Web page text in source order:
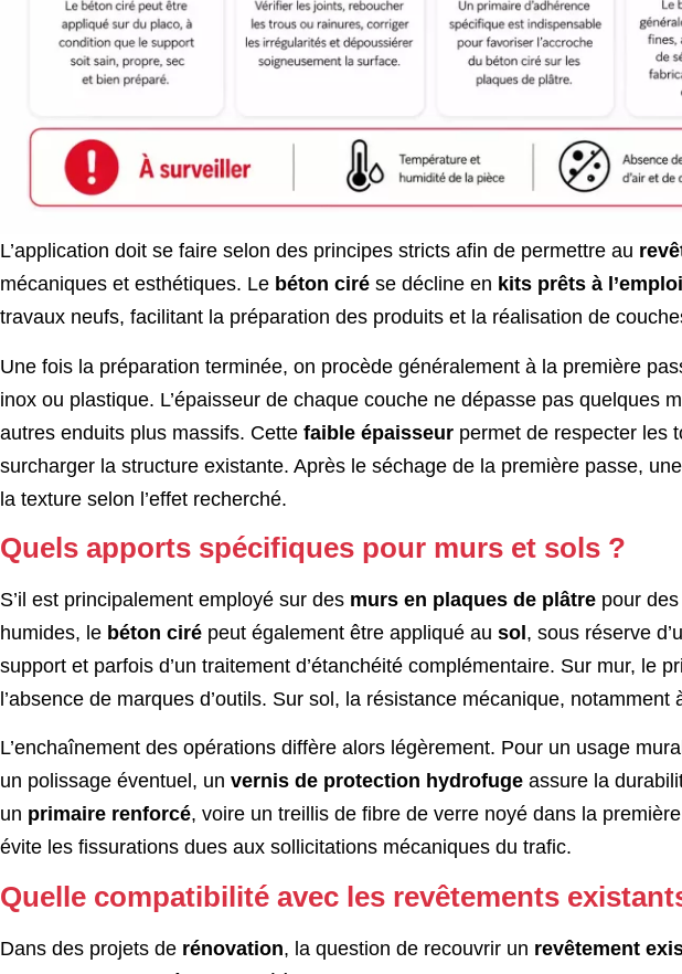
L’application doit se faire selon des principes stricts afin de permettre au
mécaniques et esthétiques. Le béton ciré se décline en kits prêts à l’emploi
travaux neufs, facilitant la préparation des produits et la réalisation de
Une fois la préparation terminée, on procède généralement à la première
inox ou plastique. L’épaisseur de chaque couche ne dépasse pas quelques
autres enduits plus massifs. Cette faible épaisseur permet de respecter les
surcharger la structure existante. Après le séchage de la première passe,
la texture selon l’effet recherché.
Quels apports spécifiques pour murs et sols ?
S’il est principalement employé sur des murs en plaques de plâtre pour
humides, le béton ciré peut également être appliqué au sol, sous réserve
support et parfois d’un traitement d’étanchéité complémentaire. Sur mur, le
l’absence de marques d’outils. Sur sol, la résistance mécanique,
L’enchaînement des opérations diffère alors légèrement. Pour un usage
un polissage éventuel, un vernis de protection hydrofuge assure la
un primaire renforcé, voire un treillis de fibre de verre noyé dans la
évite les fissurations dues aux sollicitations mécaniques du trafic.
Quelle compatibilité avec les revêtements
Dans des projets de rénovation, la question de recouvrir un revêtement